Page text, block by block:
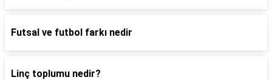
Futsal ve futbol farkı nedir
Linç toplumu nedir?